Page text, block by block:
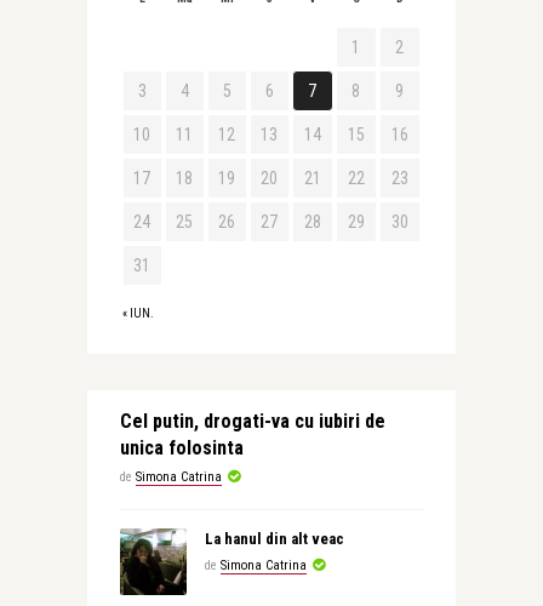
« IUN.
1 2
3 4 5 6 7 8 9
10 11 12 13 14 15 16
17 18 19 20 21 22 23
24 25 26 27 28 29 30
31
Cel putin, drogati-va cu iubiri de
unica folosinta
de Simona Catrina
La hanul din alt veac
de Simona Catrina